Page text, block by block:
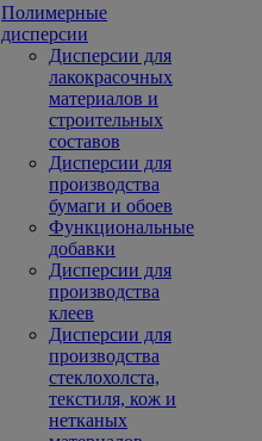
Полимерные
дисперсии
Дисперсии для
лакокрасочных
материалов и
строительных
составов
Дисперсии для
производства
бумаги и обоев
Функциональные
добавки
Дисперсии для
производства
клеев
Дисперсии для
производства
стеклохолста,
текстиля, кож и
нетканых